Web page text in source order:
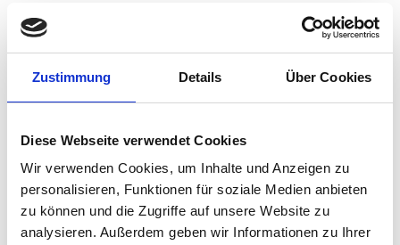
Zustimmung Details Über Cookies
Diese Webseite verwendet Cookies
Wir verwenden Cookies, um Inhalte und Anzeigen zu
personalisieren, Funktionen für soziale Medien anbieten
zu können und die Zugriffe auf unsere Website zu
analysieren. Außerdem geben wir Informationen zu Ihrer
All software can be downloaded on the IGEL App Portal,
Customer Portal first for enabling the software
download:
CUSTOMER PORTAL REGISTRATION
APP PORTAL